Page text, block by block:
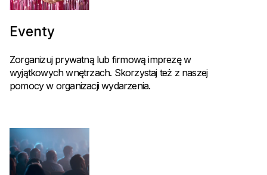
Eventy
Zorganizuj prywatną lub firmową imprezę w
wyjątkowych wnętrzach. Skorzystaj też z naszej
pomocy w organizacji wydarzenia.